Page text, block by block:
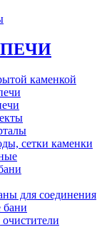
каменкой
сетки каменки
для соединения